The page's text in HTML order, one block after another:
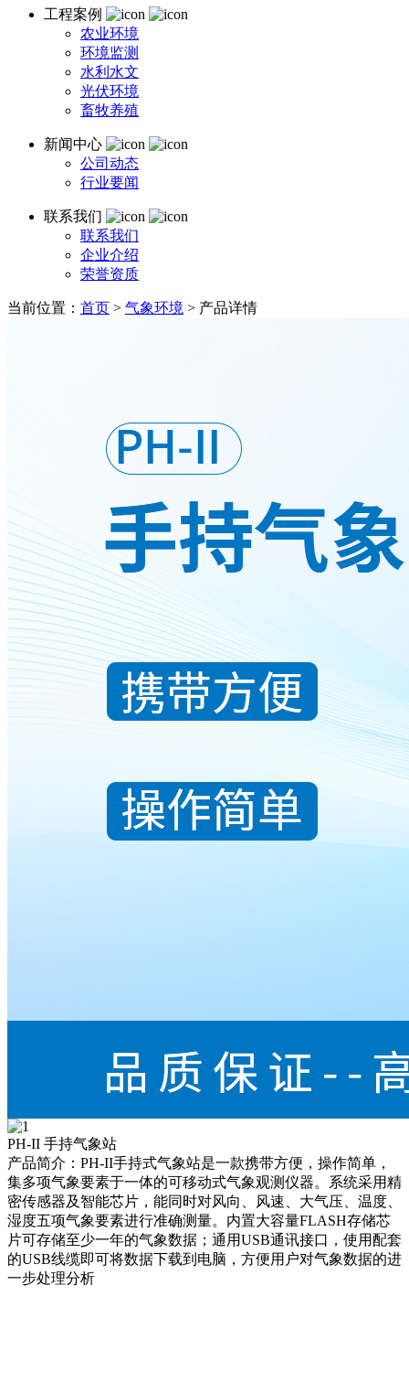
工程案例
农业环境
环境监测
水利水文
光伏环境
畜牧养殖
新闻中心
公司动态
行业要闻
联系我们
联系我们
企业介绍
荣誉资质
当前位置： 首页 > 气象环境 > 产品详情
PH-II 手持气象站
产品简介：PH-II手持式气象站是一款携带方便，操作简单，
集多项气象要素于一体的可移动式气象观测仪器。系统采用精
密传感器及智能芯片，能同时对风向、风速、大气压、温度、
湿度五项气象要素进行准确测量。内置大容量FLASH存储芯
片可存储至少一年的气象数据；通用USB通讯接口，使用配套
的USB线缆即可将数据下载到电脑，方便用户对气象数据的进
一步处理分析